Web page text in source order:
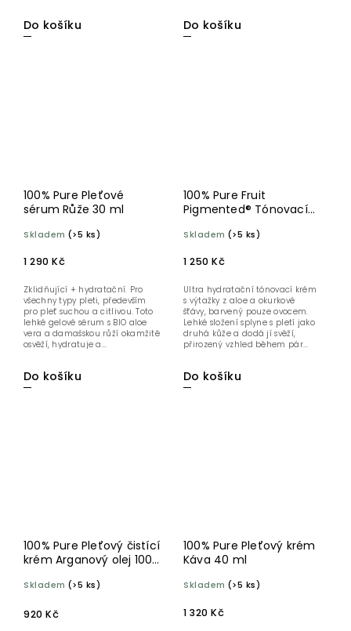
Do košíku Do košíku
100% Pure Pleťové
sérum Růže 30 ml
Skladem (>5 ks)
1 290 Kč
Do košíku
Zklidňující + hydratační. Pro
všechny typy pleti, především
pro pleť suchou a citlivou. Toto
lehké gelové sérum s BIO aloe
vera a damašskou růží okamžitě
osvěží, hydratuje a...
100% Pure Fruit
Pigmented® Tónovací
Bisque 30 ml
Skladem (>5 ks)
1 250 Kč
Do košíku
Ultra hydratační tónovací krém
s výtažky z aloe a okurkové
šťávy, barvený pouze ovocem.
Lehké složení splyne s pletí jako
druhá kůže a dodá jí svěží,
přirozený vzhled během pár...
100% Pure Pleťový čistící
krém Arganový olej 100
Skladem (>5 ks)
920 Kč
100% Pure Pleťový krém
Káva 40 ml
Skladem (>5 ks)
1 320 Kč